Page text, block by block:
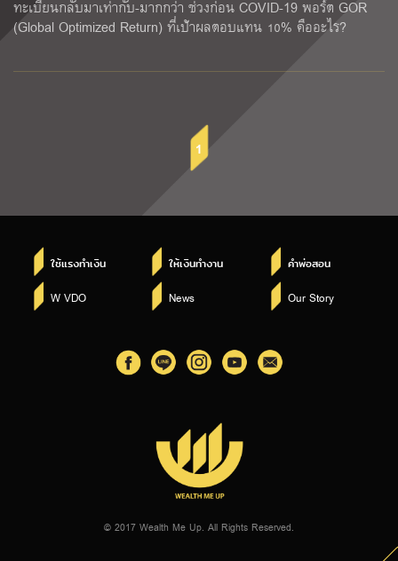
ทะเบียนกลับมาเท่ากับ-มากกว่า ช่วงก่อน COVID-19 พอร์ต GOR
(Global Optimized Return) ที่เป้าผลตอบแทน 10% คืออะไร?
1
ใช้แรงทำเงิน ให้เงินทำงาน คำพ่อสอน
W VDO News Our Story
© 2017 Wealth Me Up. All Rights Reserved.